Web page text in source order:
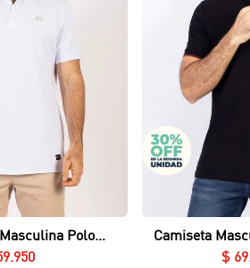
rápida
Polo
Piqué Lycrado
.950
Camiseta
Nerú Essential
$ 69